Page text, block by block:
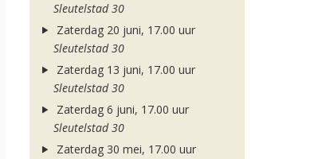
Sleutelstad 30
Zaterdag 20 juni, 17.00 uur
Sleutelstad 30
Zaterdag 13 juni, 17.00 uur
Sleutelstad 30
Zaterdag 6 juni, 17.00 uur
Sleutelstad 30
Zaterdag 30 mei, 17.00 uur